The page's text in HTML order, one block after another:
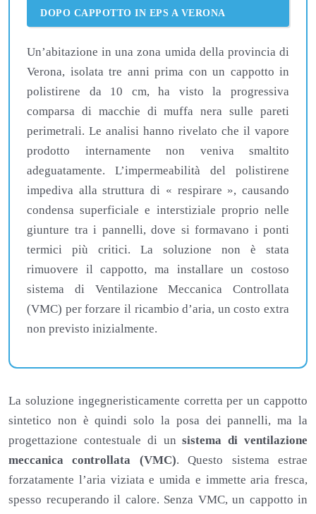
DOPO CAPPOTTO IN EPS A VERONA
Un’abitazione in una zona umida della provincia di
Verona, isolata tre anni prima con un cappotto in
polistirene da 10 cm, ha visto la progressiva
comparsa di macchie di muffa nera sulle pareti
perimetrali. Le analisi hanno rivelato che il vapore
prodotto internamente non veniva smaltito
adeguatamente. L’impermeabilità del polistirene
impediva alla struttura di « respirare », causando
condensa superficiale e interstiziale proprio nelle
giunture tra i pannelli, dove si formavano i ponti
termici più critici. La soluzione non è stata
rimuovere il cappotto, ma installare un costoso
sistema di Ventilazione Meccanica Controllata
(VMC) per forzare il ricambio d’aria, un costo extra
non previsto inizialmente.
La soluzione ingegneristicamente corretta per un cappotto
sintetico non è quindi solo la posa dei pannelli, ma la
progettazione contestuale di unsistema di ventilazione
meccanica controllata (VMC). Questo sistema estrae
forzatamente l’aria viziata e umida e immette aria fresca,
spesso recuperando il calore. Senza VMC, un cappotto in